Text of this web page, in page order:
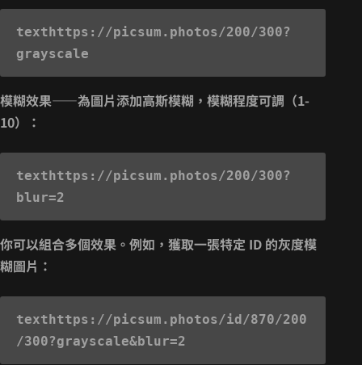
texthttps://picsum.photos/200/300?
模糊效果——為圖片添加高斯模糊，模糊程度可調（1-
10）：
texthttps://picsum.photos/200/300?
你可以組合多個效果。例如，獲取一張特定 ID 的灰度模
糊圖片：
texthttps://picsum.photos/id/870/200